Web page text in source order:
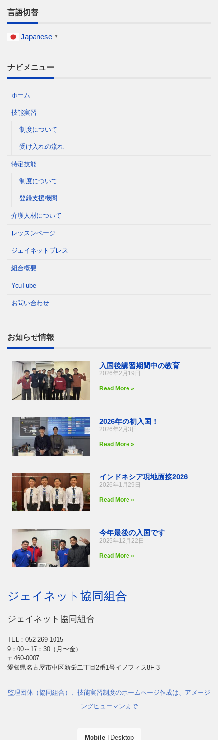
言語切替
Japanese ▼
ナビメニュー
ホーム
技能実習
制度について
受け入れの流れ
特定技能
制度について
登録支援機関
介護人材について
レッスンページ
ジェイネットプレス
組合概要
YouTube
お問い合わせ
お知らせ情報
入国後講習期間中の教育
2026年2月19日
Read More »
2026年の初入国！
2026年2月3日
Read More »
インドネシア現地面接2026
2026年1月29日
Read More »
今年最後の入国です
2025年12月22日
Read More »
ジェイネット協同組合
ジェイネット協同組合
TEL：052-269-1015
9：00～17：30（月〜金）
〒460-0007
愛知県名古屋市中区新栄二丁目2番1号イノフィス8F-3
監理団体（協同組合）、技能実習制度のホームぺージ作成は、アメージ
ングヒューマンまで
Mobile| Desktop